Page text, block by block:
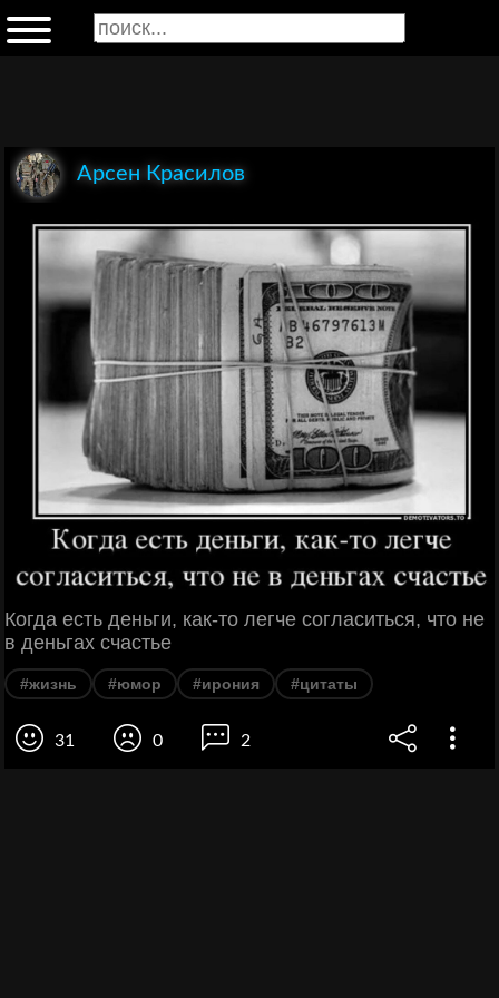
Арсен Красилов
Когда есть деньги, как-то легче согласиться, что не
в деньгах счастье
#жизнь #юмор #ирония #цитаты
31 0 2